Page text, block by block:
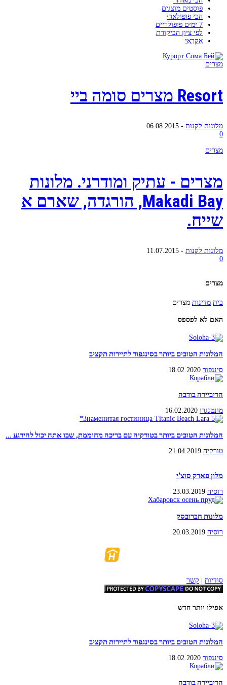
פוסטים מוצגים
הכי פופולארי
7 ימים פופולריים
לפי ציון הביקורת
אַקרַאִי
מצרים
Resort מצרים סומה ביי
מלונות לקנות -
06.08.2015
0
מצרים
מצרים - עתיק ומודרני. מלונות
Makadi Bay, הורגדה, שארם א
שייח.
מלונות לקנות -
11.07.2015
0
מצרים
בית מדינות מצרים
האם לא לפספס
המלונות הטובים ביותר בסינגפור לתיירות תקציב
סינגפור 18.02.2020
הריביירה בודבה
מונטנגרו 16.02.2020
המלונות הטובים ביותר בטורקיה עם בריכה מחוממת, שבו אתה יכול להירגע ...
טורקיה 21.04.2019
מלון פארק סוצ'י
רוסיה 23.03.2019
מלונות חברובסק
רוסיה 20.03.2019
סודיות | קשר
אפילו יותר חדש
המלונות הטובים ביותר בסינגפור לתיירות תקציב
סינגפור 18.02.2020
הריביירה בודבה